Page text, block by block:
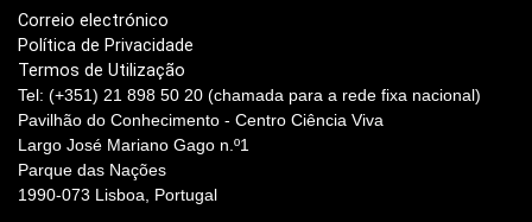
Correio electrónico
Política de Privacidade
Termos de Utilização
Tel: (+351) 21 898 50 20 (chamada para a rede fixa nacional)
Pavilhão do Conhecimento - Centro Ciência Viva
Largo José Mariano Gago n.º1
Parque das Nações
1990-073 Lisboa, Portugal